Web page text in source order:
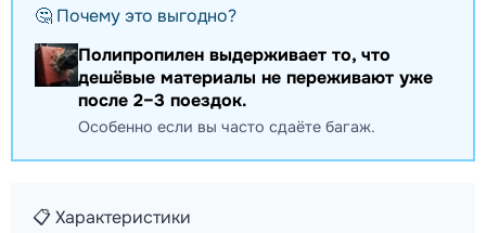
🤔 Почему это выгодно?
Полипропилен выдерживает то, что
дешёвые материалы не переживают уже
после 2–3 поездок.
Особенно если вы часто сдаёте багаж.
📋 Характеристики